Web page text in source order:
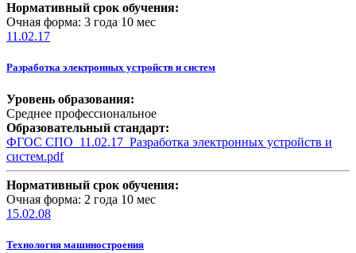
Нормативный срок обучения:
Очная форма: 3 года 10 мес
11.02.17
Разработка электронных устройств и систем
Уровень образования:
Среднее профессиональное
Образовательный стандарт:
ФГОС СПО_11.02.17_Разработка электронных устройств и
систем.pdf
Нормативный срок обучения:
Очная форма: 2 года 10 мес
15.02.08
Технология машиностроения